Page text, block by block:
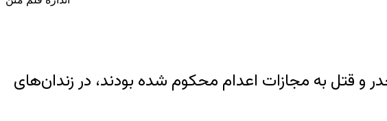
و قتل به مجازات اعدام محکوم شده بودند، در زندان‌های